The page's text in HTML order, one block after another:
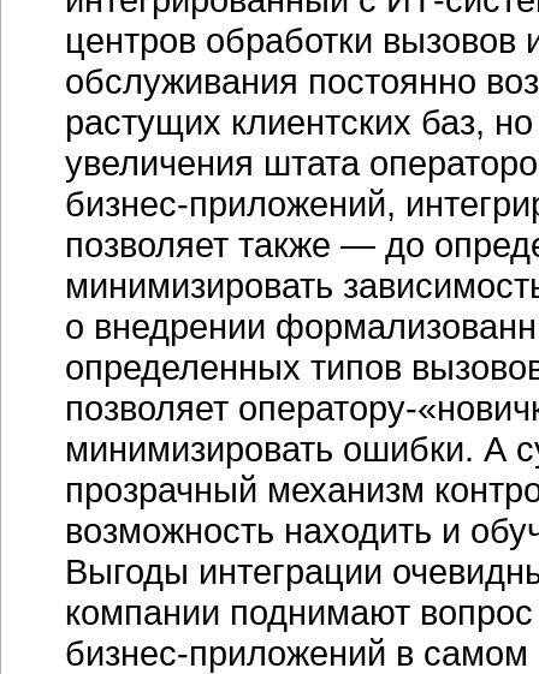
центров обработки вызовов
обслуживания постоянно
растущих клиентских баз,
увеличения штата
бизнес-приложений,
позволяет также — до
минимизировать
о внедрении
определенных типов
позволяет оператору-
минимизировать ошибки. А
прозрачный механизм
возможность находить и
Выгоды интеграции
компании поднимают
бизнес-приложений в самом